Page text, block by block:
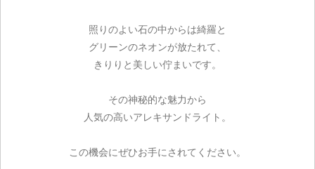
照りのよい石の中からは綺羅と
グリーンのネオンが放たれて、
きりりと美しい佇まいです。
その神秘的な魅力から
人気の高いアレキサンドライト。
この機会にぜひお手にされてください。